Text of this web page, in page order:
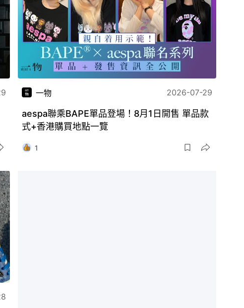
一物 2026-07-29
aespa聯乘BAPE單品登場！8月1日開售 單品款
式+香港購買地點一覽
1